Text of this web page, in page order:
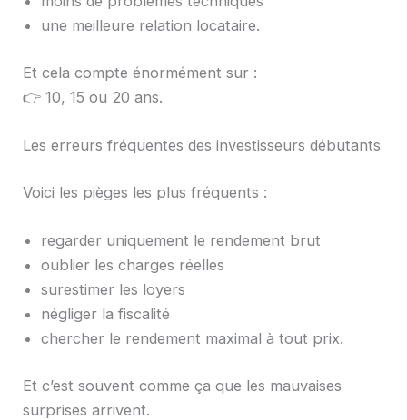
une meilleure relation locataire.
Et cela compte énormément sur :
👉 10, 15 ou 20 ans.
Les erreurs fréquentes des investisseurs débutants
Voici les pièges les plus fréquents :
regarder uniquement le rendement brut
oublier les charges réelles
surestimer les loyers
négliger la fiscalité
chercher le rendement maximal à tout prix.
Et c’est souvent comme ça que les mauvaises
surprises arrivent.